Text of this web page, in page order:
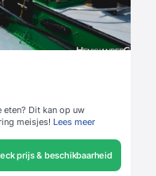
Dit kan op uw
meisjes! Lees meer
prijs & beschikbaarheid